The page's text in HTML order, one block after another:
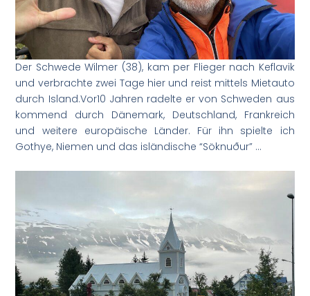
Der Schwede Wilmer (38), kam per Flieger nach Keflavik
und verbrachte zwei Tage hier und reist mittels Mietauto
durch Island.Vor10 Jahren radelte er von Schweden aus
kommend durch Dänemark, Deutschland, Frankreich
und weitere europäische Länder. Für ihn spielte ich
Gothye, Niemen und das isländische “Söknuður” …